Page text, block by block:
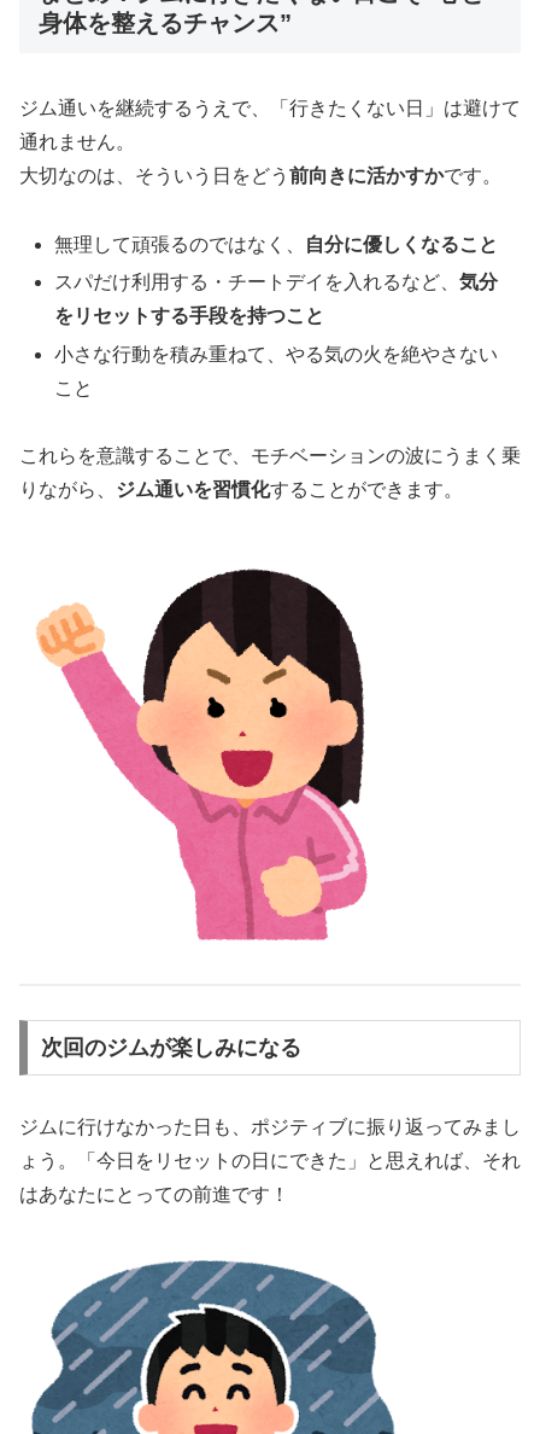
身体を整えるチャンス”
ジム通いを継続するうえで、「行きたくない日」は避けて
通れません。
大切なのは、そういう日をどう 前向きに活かすかです。
無理して頑張るのではなく、
自分に優しくなること
スパだけ利用する・チートデイを入れるなど、気分
をリセットする手段を持つこと
小さな行動を積み重ねて、やる気の火を絶やさない
こと
これらを意識することで、モチベーションの波にうまく乗
りながら、 ジム通いを習慣化することができます。
次回のジムが楽しみになる
ジムに行けなかった日も、ポジティブに振り返ってみまし
ょう。「今日をリセットの日にできた」と思えれば、それ
はあなたにとっての前進です！